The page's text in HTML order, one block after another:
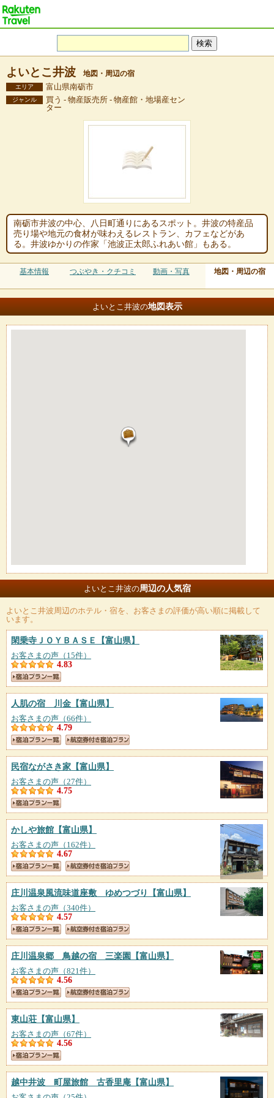
よいとこ井波 地図・周辺の宿
エリア 富山県南砺市
ジャンル
買う - 物産販売所 - 物産館・地場産セン
ター
南砺市井波の中心、八日町通りにあるスポット。井波の特産品
売り場や地元の食材が味わえるレストラン、カフェなどがあ
る。井波ゆかりの作家「池波正太郎ふれあい館」もある。
基本情報 つぶやき・クチコミ 動画・写真 地図・周辺の宿
よいとこ井波の地図表示
よいとこ井波の周辺の人気宿
よいとこ井波周辺のホテル・宿を、お客さまの評価が高い順に掲載して
います。
閑乗寺ＪＯＹＢＡＳＥ 【富山県】
お客さまの声（15件）
4.83
人肌の宿 川金 【富山県】
お客さまの声（66件）
4.79
民宿ながさき家 【富山県】
お客さまの声（27件）
4.75
かしや旅館 【富山県】
お客さまの声（162件）
4.67
庄川温泉風流味道座敷 ゆめつづり 【富山県】
お客さまの声（340件）
4.57
庄川温泉郷 鳥越の宿 三楽園 【富山県】
お客さまの声（821件）
4.56
東山荘 【富山県】
お客さまの声（67件）
4.56
越中井波 町屋旅館 古香里庵 【富山県】